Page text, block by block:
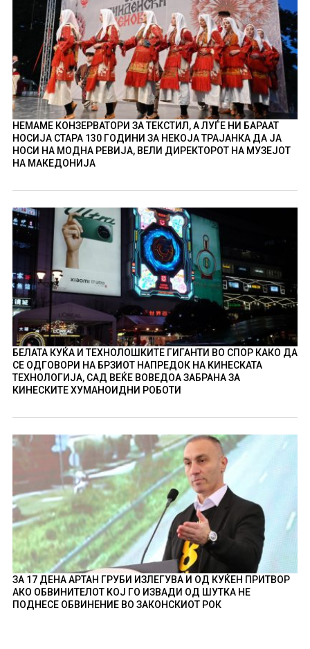
НЕМАМЕ КОНЗЕРВАТОРИ ЗА ТЕКСТИЛ, А ЛУЃЕ НИ БАРААТ
НОСИЈА СТАРА 130 ГОДИНИ ЗА НЕКОЈА ТРАЈАНКА ДА ЈА
НОСИ НА МОДНА РЕВИЈА, ВЕЛИ ДИРЕКТОРОТ НА МУЗЕЈОТ
НА МАКЕДОНИЈА
БЕЛАТА КУЌА И ТЕХНОЛОШКИТЕ ГИГАНТИ ВО СПОР КАКО ДА
СЕ ОДГОВОРИ НА БРЗИОТ НАПРЕДОК НА КИНЕСКАТА
ТЕХНОЛОГИЈА, САД ВЕЌЕ ВОВЕДОА ЗАБРАНА ЗА
КИНЕСКИТЕ ХУМАНОИДНИ РОБОТИ
ЗА 17 ДЕНА АРТАН ГРУБИ ИЗЛЕГУВА И ОД КУЌЕН ПРИТВОР
АКО ОБВИНИТЕЛОТ КОЈ ГО ИЗВАДИ ОД ШУТКА НЕ
ПОДНЕСЕ ОБВИНЕНИЕ ВО ЗАКОНСКИОТ РОК